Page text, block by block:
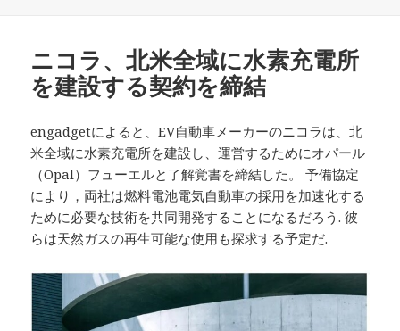
ニコラ、北米全域に水素充電所
を建設する契約を締結
engadgetによると、EV自動車メーカーのニコラは、北
米全域に水素充電所を建設し、運営するためにオパール
（Opal）フューエルと了解覚書を締結した。 予備協定
により，両社は燃料電池電気自動車の採用を加速化する
ために必要な技術を共同開発することになるだろう. 彼
らは天然ガスの再生可能な使用も探求する予定だ.